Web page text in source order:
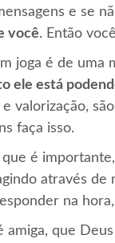
e se
você. Então
joga é de uma
ele está
valorização,
faça isso.
que é
através de
na
amiga, que